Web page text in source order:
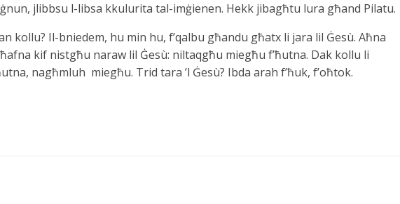
jlibbsu l-libsa kkulurita tal-imġienen. Hekk jibagħtu lura għand Pilatu.
kollu? Il-bniedem, hu min hu, f’qalbu għandu għatx li jara lil Ġesù. Aħna
kif nistgħu naraw lil Ġesù: niltaqgħu miegħu f’ħutna. Dak kollu li
nagħmluh miegħu. Trid tara ’l Ġesù? Ibda arah f’ħuk, f’oħtok.